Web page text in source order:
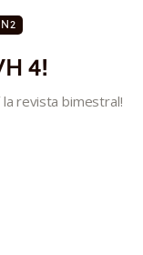
4!
revista bimestral!